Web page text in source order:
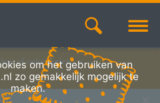
of ontwikkelen?
om het gebruiken van
zo gemakkelijk mogelijk te
maken.